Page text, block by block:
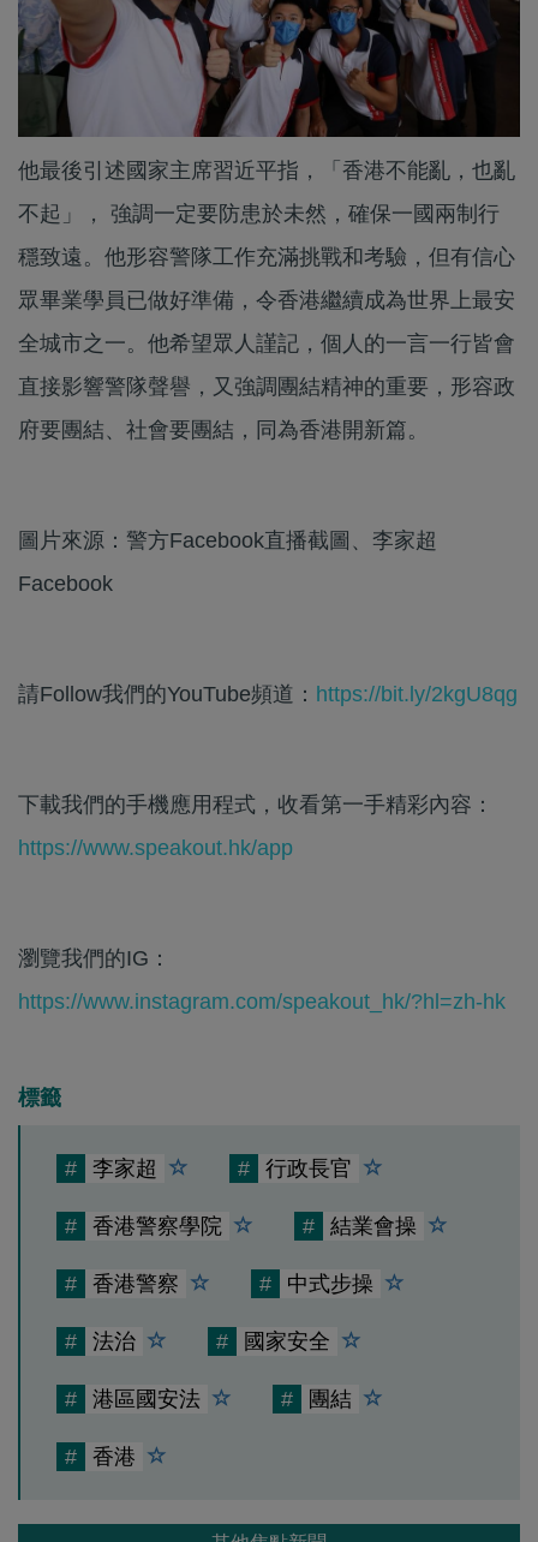
他最後引述國家主席習近平指，「香港不能亂，也亂
不起」， 強調一定要防患於未然，確保一國兩制行
穩致遠。他形容警隊工作充滿挑戰和考驗，但有信心
眾畢業學員已做好準備，令香港繼續成為世界上最安
全城市之一。他希望眾人謹記，個人的一言一行皆會
直接影響警隊聲譽，又強調團結精神的重要，形容政
府要團結、社會要團結，同為香港開新篇。
圖片來源：警方Facebook直播截圖、李家超
Facebook
請Follow我們的YouTube頻道： https://bit.ly/2kgU8qg
下載我們的手機應用程式，收看第一手精彩內容：
https://www.speakout.hk/app
瀏覽我們的IG：
https://www.instagram.com/speakout_hk/?hl=zh-hk
標籤
# 李家超 # 行政長官
# 香港警察學院 # 結業會操
# 香港警察 # 中式步操
# 法治 # 國家安全
# 港區國安法 # 團結
# 香港